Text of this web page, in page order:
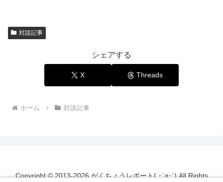
対談記事
シェアする
X Threads
ホーム 対談記事
Copyright © 2013-2026 がくちょうレポート( ･`д･´) All Rights